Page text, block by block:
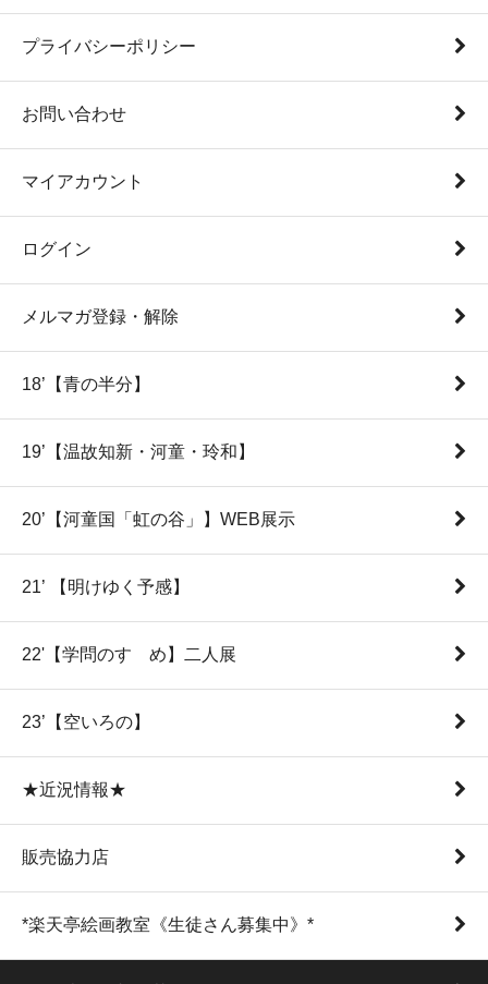
プライバシーポリシー
お問い合わせ
マイアカウント
ログイン
メルマガ登録・解除
18’【青の半分】
19’【温故知新・河童・玲和】
20’【河童国「虹の谷」】WEB展示
21’ 【明けゆく予感】
22'【学問のすゝめ】二人展
23’【空いろの】
★近況情報★
販売協力店
*楽天亭絵画教室《生徒さん募集中》*